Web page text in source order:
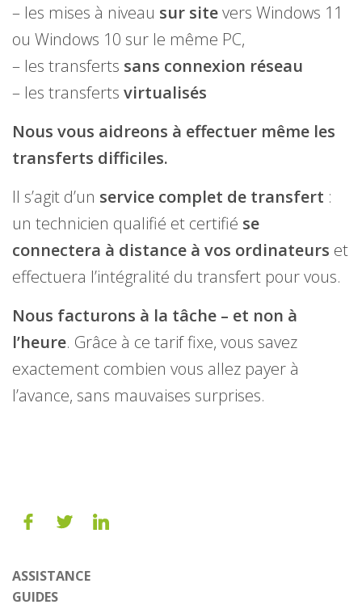
– les mises à niveau sur sitevers Windows 11
ou Windows 10 sur le même PC,
– les transferts sans connexion réseau
– les transferts virtualisés
Nous vous aidreons à effectuer même les
transferts difficiles.
Il s’agit d’un service complet de transfert :
un technicien qualifié et certifié se
connectera à distance à vos ordinateurs et
effectuera l’intégralité du transfert pour vous.
Nous facturons à la tâche – et non à
l’heure. Grâce à ce tarif fixe, vous savez
exactement combien vous allez payer à
l’avance, sans mauvaises surprises.
ASSISTANCE
GUIDES